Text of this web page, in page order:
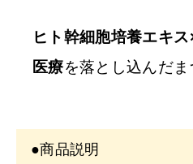
了承ください。
美容師免許の画像をメールに
す。
ヒト幹細胞培養エキ
医療を落とし込んだま
●商品説明